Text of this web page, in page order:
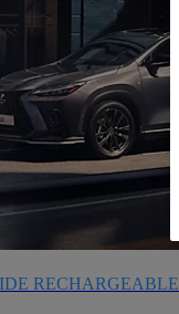
RECHARGEABLE